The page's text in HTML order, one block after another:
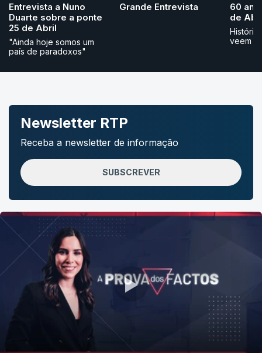
Entrevista a Nuno
Duarte sobre a ponte
25 de Abril
"Ainda hoje somos um
país de paradoxos"
Grande Entrevista
60
de
veem
Newsletter RTP
Receba a newsletter de informação
SUBSCREVER